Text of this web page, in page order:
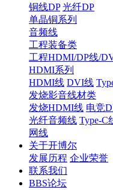
铜线DP 光纤DP
单晶铜系列
音频线
工程装备类
工程HDMI/DP线/
HDMI系列
HDMI线 DVI线
发烧影音线材类
发烧HDMI线 电竞
光纤音频线 Type-C
网线
关于开博尔
发展历程 企业荣誉
联系我们
BBS论坛